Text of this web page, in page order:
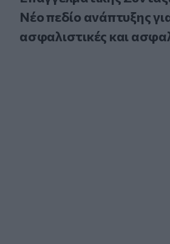
Νέο πεδίο ανάπτυξης
ασφαλιστικές και